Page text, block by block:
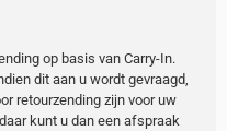
op basis van Carry-In.
dit aan u wordt gevraagd,
retourzending zijn voor uw
kunt u dan een afspraak